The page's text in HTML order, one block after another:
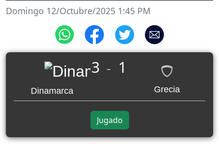
Domingo 12/Octubre/2025 1:45 PM
Dinamarca
3 _ 1
Grecia
Jugado